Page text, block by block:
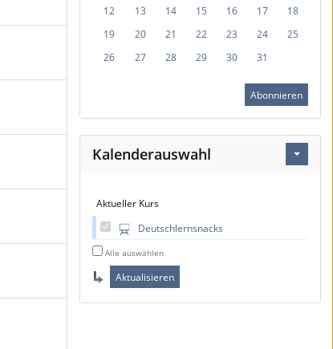
12
13 14 15 16 17
18
19
20 21 22 23 24
25
26
27 28 29 30 31
Abonnieren
Kalenderauswahl
Aktueller Kurs
Deutschlernsnacks
Alle auswählen